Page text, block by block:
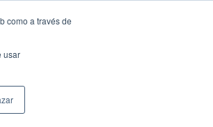
como a través de
usar